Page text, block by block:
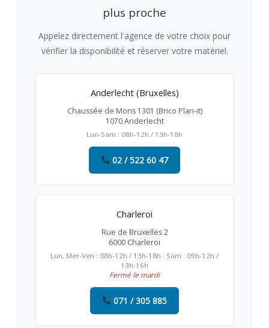
plus proche
Appelez directement l'agence de votre choix pour
vérifier la disponibilité et réserver votre matériel.
Anderlecht (Bruxelles)
Chaussée de Mons 1301 (Brico Plan-it)
1070 Anderlecht
Lun-Sam : 08h-12h / 13h-18h
02 / 522 60 47
Charleroi
Rue de Bruxelles 2
6000 Charleroi
Lun, Mer-Ven : 08h-12h / 13h-18h · Sam : 09h-12h /
13h-16h
Fermé le mardi
071 / 305 885